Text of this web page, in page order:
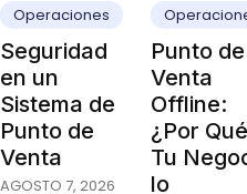
Operaciones
Seguridad
en un
Sistema de
Punto de
Venta
AGOSTO 7, 2026
Punto de
Venta
Offline:
¿Por Qué
Tu
lo